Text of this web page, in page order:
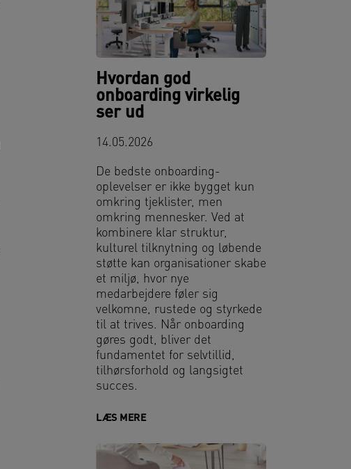
Hvordan god
onboarding virkelig
ser ud
14.05.2026
De bedste onboarding-
oplevelser er ikke bygget kun
omkring tjeklister, men
omkring mennesker. Ved at
kombinere klar struktur,
kulturel tilknytning og løbende
støtte kan organisationer skabe
et miljø, hvor nye
medarbejdere føler sig
velkomne, rustede og styrkede
til at trives. Når onboarding
gøres godt, bliver det
fundamentet for selvtillid,
tilhørsforhold og langsigtet
succes.
LÆS MERE